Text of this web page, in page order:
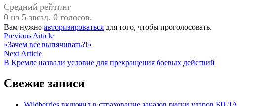
Средний рейтинг
0 из 5 звезд. 0 голосов.
Вам нужно авторизироваться для того, чтобы проголосовать.
Навигация
по
записям
Previous ArticlePrevious
article:
«Зачем все выпячивать?!»
Next ArticleNext
article:
В Кремле назвали условие для прекращения боевых действий
Свежие записи